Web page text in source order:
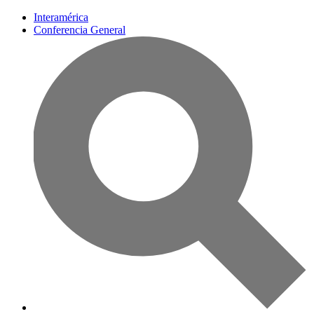
Interamérica
Conferencia General